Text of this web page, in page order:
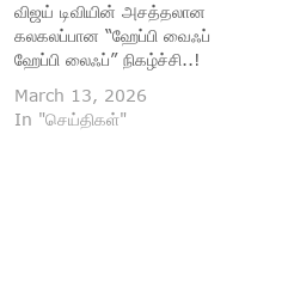
விஜய் டிவியின் அசத்தலான
கலகலப்பான “ஹேப்பி வைஃப்
ஹேப்பி லைஃப்” நிகழ்ச்சி..!
March 13, 2026
In "செய்திகள்"